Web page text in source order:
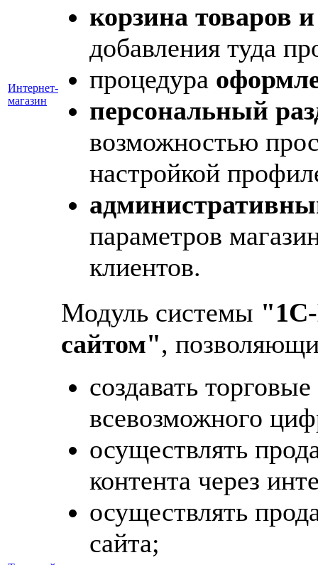
Интернет-
магазин
корзина товаров и
добавления туда
процедура
персональный
возможностью
настройкой
параметров
клиентов.
Модуль системы
сайтом",
создавать
всевозможного
осуществлять
контента через
осуществлять
сайта;